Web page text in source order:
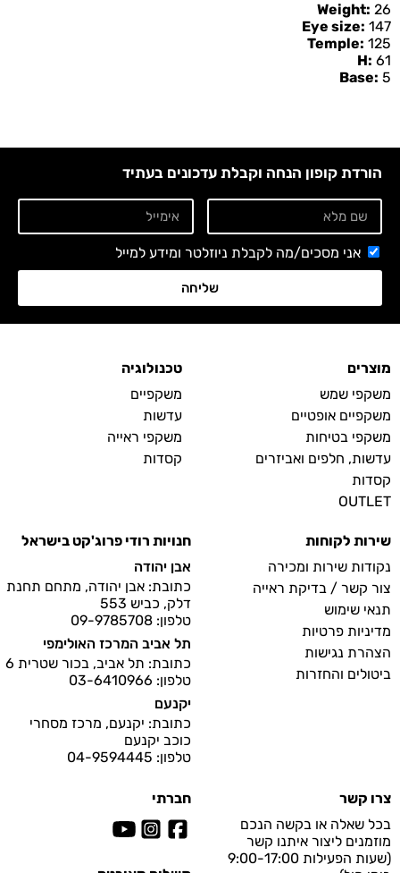
Weight: 26
Eye size: 147
Temple: 125
H: 61
Base: 5
הורדת קופון הנחה וקבלת עדכונים בעתיד
אני מסכים/מה לקבלת ניוזלטר ומידע למייל
שליחה
מוצרים
משקפי שמש
משקפיים אופטיים
משקפי בטיחות
עדשות, חלפים ואביזרים
קסדות
OUTLET
טכנולוגיה
משקפיים
עדשות
משקפי ראייה
קסדות
שירות לקוחות
נקודות שירות ומכירה
צור קשר / בדיקת ראייה
תנאי שימוש
מדיניות פרטיות
הצהרת נגישות
ביטולים והחזרות
חנויות רודי פרוג'קט בישראל
אבן יהודה
כתובת: אבן יהודה, מתחם תחנת
דלק, כביש 553
טלפון: 09-9785708
תל אביב המרכז האולימפי
כתובת: תל אביב, בכור שטרית 6
טלפון: 03-6410966
יקנעם
כתובת: יקנעם, מרכז מסחרי
כוכב יקנעם
טלפון: 04-9594445
צרו קשר
בכל שאלה או בקשה הנכם
מוזמנים ליצור איתנו קשר
(שעות הפעילות 9:00-17:00
חברתי